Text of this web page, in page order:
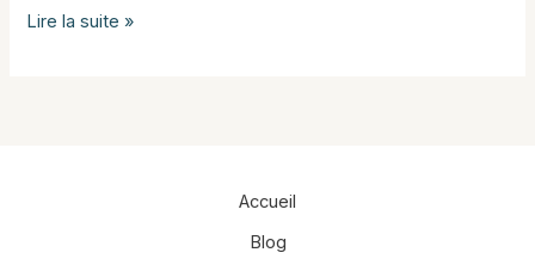
Observer
Lire la suite »
Accueil
Blog